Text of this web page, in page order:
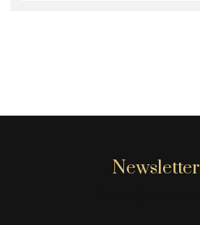
Newsletter